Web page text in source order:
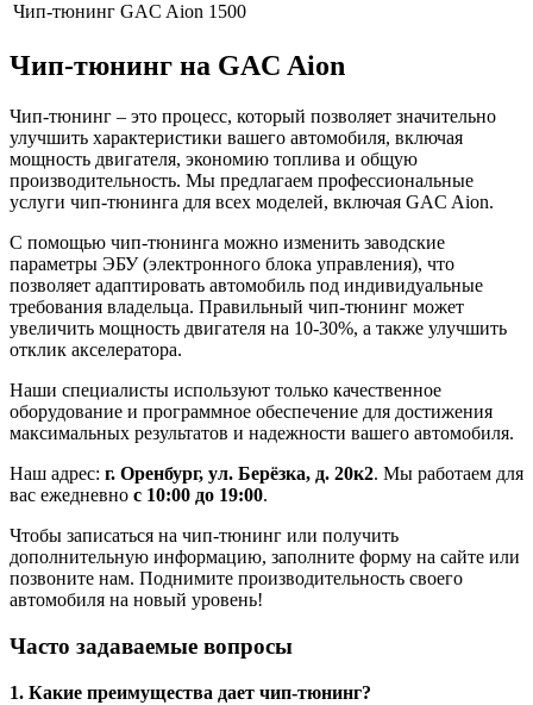
Чип-тюнинг GAC Aion 1500
Чип-тюнинг на GAC Aion
Чип-тюнинг – это процесс, который позволяет значительно
улучшить характеристики вашего автомобиля, включая
мощность двигателя, экономию топлива и общую
производительность. Мы предлагаем профессиональные
услуги чип-тюнинга для всех моделей, включая GAC Aion.
С помощью чип-тюнинга можно изменить заводские
параметры ЭБУ (электронного блока управления), что
позволяет адаптировать автомобиль под индивидуальные
требования владельца. Правильный чип-тюнинг может
увеличить мощность двигателя на 10-30%, а также улучшить
отклик акселератора.
Наши специалисты используют только качественное
оборудование и программное обеспечение для достижения
максимальных результатов и надежности вашего автомобиля.
Наш адрес: г. Оренбург, ул. Берёзка, д. 20к2. Мы работаем для
вас ежедневно с 10:00 до 19:00.
Чтобы записаться на чип-тюнинг или получить
дополнительную информацию, заполните форму на сайте или
позвоните нам. Поднимите производительность своего
автомобиля на новый уровень!
Часто задаваемые вопросы
1. Какие преимущества дает чип-тюнинг?